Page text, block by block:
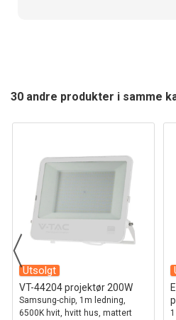
30 andre produkter i samme
Utsolgt
VT-44204 projektør 200W
Samsung-chip, 1m ledning,
6500K hvit, hvitt hus, mattert